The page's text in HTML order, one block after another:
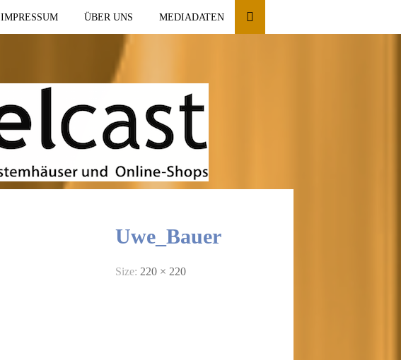
IMPRESSUM ÜBER UNS MEDIADATEN
Uwe_Bauer
Size: 220 × 220